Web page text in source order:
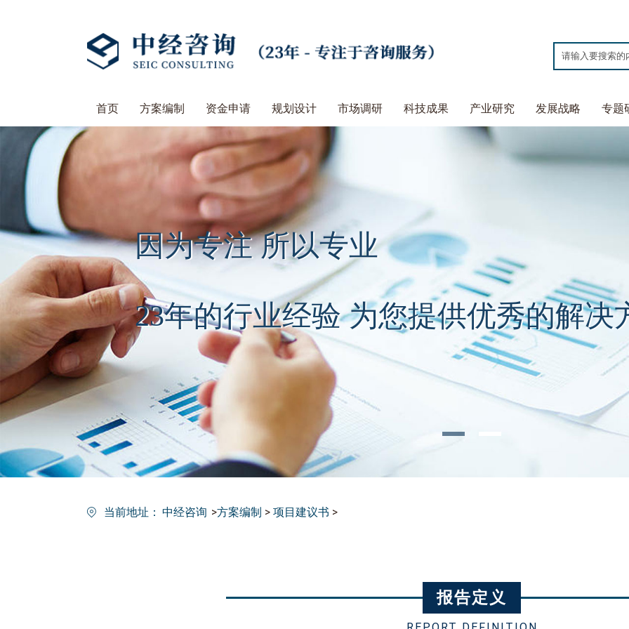
首页 方案编制 资金申请 规划设计 市场调研 科技成果 产业研究 发展战略 专题
因为专注 所以专业
23年的行业经验 为您提供优秀的解决
当前地址： 中经咨询 >方案编制 > 项目建议书 >
报告定义